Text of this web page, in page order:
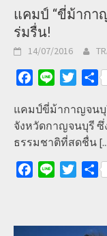
แคมป์ “ขี่ม้ากา
ร่มรื่น!
14/07/2016
Facebook
Line Twitter
แคมป์ขี่ม้ากาญจนบุ
จังหวัดกาญจนบุรี ซึ่
ธรรมชาติที่สดชื่น
Facebook
Line Twitter